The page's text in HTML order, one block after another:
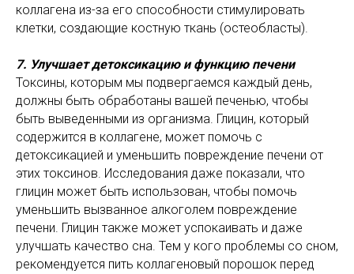
коллагена из-за его способности стимулировать
клетки, создающие костную ткань (остеобласты).
7. Улучшает детоксикацию и функцию печени
Токсины, которым мы подвергаемся каждый день,
должны быть обработаны вашей печенью, чтобы
быть выведенными из организма. Глицин, который
содержится в коллагене, может помочь с
детоксикацией и уменьшить повреждение печени от
этих токсинов. Исследования даже показали, что
глицин может быть использован, чтобы помочь
уменьшить вызванное алкоголем повреждение
печени. Глицин также может успокаивать и даже
улучшать качество сна. Тем у кого проблемы со сном,
рекомендуется пить коллагеновый порошок перед